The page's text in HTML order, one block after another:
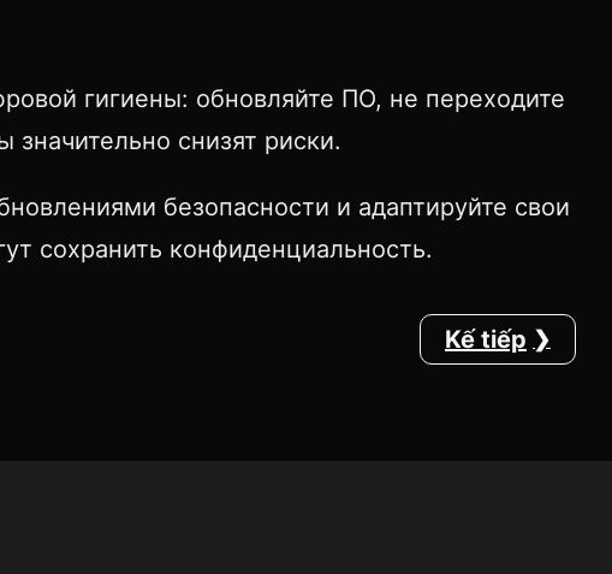
гигиены: обновляйте ПО, не переходите
снизят риски.
безопасности и адаптируйте свои
сохранить конфиденциальность.
Kế tiếp